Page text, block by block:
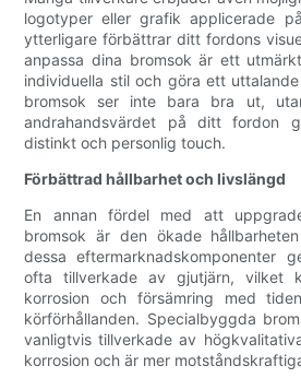
logotyper eller grafik applicerade
ytterligare förbättrar ditt fordons
anpassa dina bromsok är ett
individuella stil och göra ett
bromsok ser inte bara bra ut,
andrahandsvärdet på ditt fordon
distinkt och personlig touch.
Förbättrad hållbarhet och livslängd
En annan fördel med att
bromsok är den ökade
dessa eftermarknadskomponenter
ofta tillverkade av gjutjärn, vilket
korrosion och försämring med
körförhållanden. Specialbyggda
vanligtvis tillverkade av
korrosion och är mer